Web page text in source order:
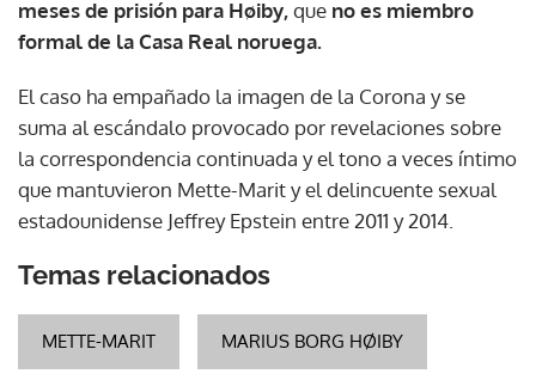
meses de prisión para Høiby,que no es miembro
formal de la Casa Real noruega.
El caso ha empañado la imagen de la Corona y se
suma al escándalo provocado por revelaciones sobre
la correspondencia continuada y el tono a veces íntimo
que mantuvieron Mette-Marit y el delincuente sexual
estadounidense Jeffrey Epstein entre 2011 y 2014.
Temas relacionados
METTE-MARIT MARIUS BORG HØIBY